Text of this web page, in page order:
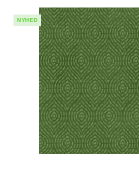
NYHED